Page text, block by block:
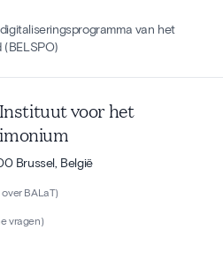
van het
voor het
Brussel, België
BALaT)
vragen)